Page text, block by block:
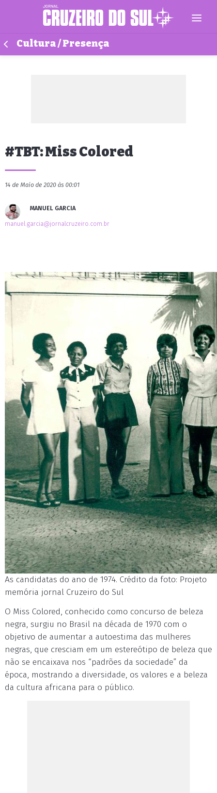
Cultura / Presença
#TBT: Miss Colored
14 de Maio de 2020 às 00:01
MANUEL GARCIA
manuel.garcia@jornalcruzeiro.com.br
As candidatas do ano de 1974. Crédito da foto: Projeto
memória jornal Cruzeiro do Sul
O Miss Colored, conhecido como concurso de beleza
negra, surgiu no Brasil na década de 1970 com o
objetivo de aumentar a autoestima das mulheres
negras, que cresciam em um estereótipo de beleza que
não se encaixava nos “padrões da sociedade” da
época, mostrando a diversidade, os valores e a beleza
da cultura africana para o público.